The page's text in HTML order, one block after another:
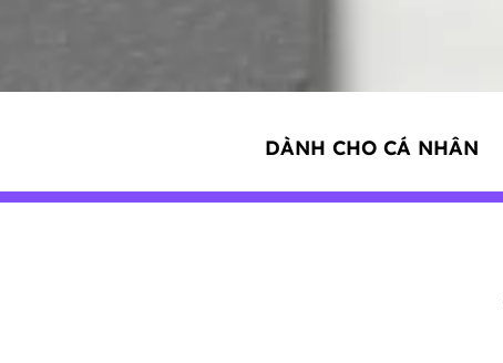
DÀNH CHO CÁ NHÂN